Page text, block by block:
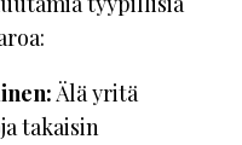
Älä yritä
takaisin